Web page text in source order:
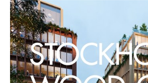
Smedjegatan 5, Kvarter A | 17000 Kvm